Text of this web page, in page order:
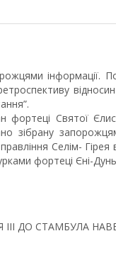
інформації.
фортеці Святої
зібрану
Селім- Гірея
фортеці Єні-
ДО СТАМБУЛА